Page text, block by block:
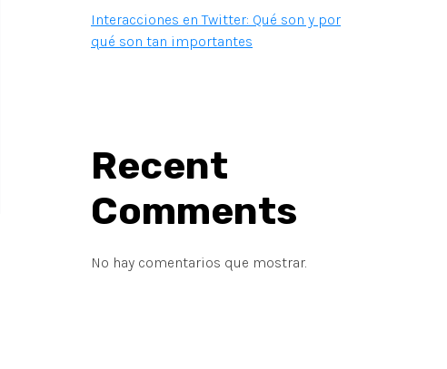
Interacciones en Twitter: Qué son y por
qué son tan importantes
Recent
Comments
No hay comentarios que mostrar.